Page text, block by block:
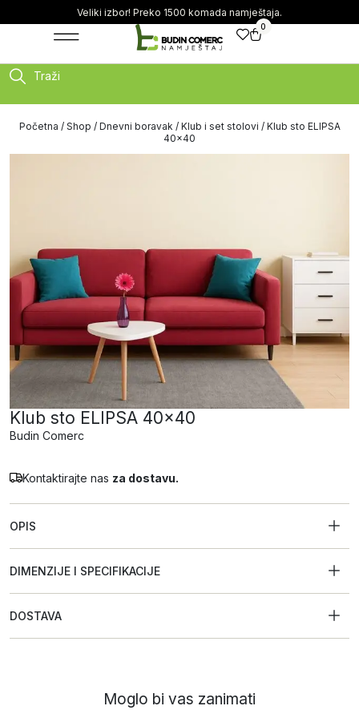
Veliki izbor! Preko 1500 komada namještaja.
0
Traži
Početna / Shop / Dnevni boravak / Klub i set stolovi / Klub sto ELIPSA
40×40
Klub sto ELIPSA 40×40
Budin Comerc
Kontaktirajte nas za dostavu.
OPIS
DIMENZIJE I SPECIFIKACIJE
DOSTAVA
Moglo bi vas zanimati